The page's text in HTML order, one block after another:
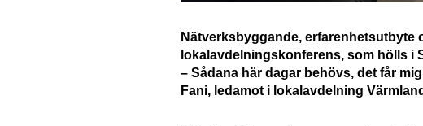
Nätverksbyggande,
lokalavdelningskonferens, som hölls i
– Sådana här dagar behövs, det får
Fani, ledamot i lokalavdelning